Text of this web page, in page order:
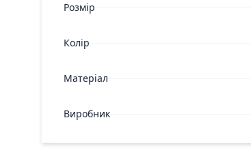
Розмір
Колір
Матеріал
Виробник